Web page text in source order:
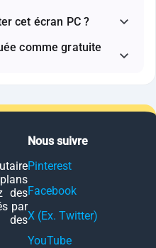
cet écran PC ?
comme gratuite
des
par
des
Nous suivre
Pinterest
Facebook
X (Ex. Twitter)
YouTube